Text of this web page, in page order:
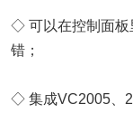
◇ 可以在控制面板
错；
◇ 集成VC2005、